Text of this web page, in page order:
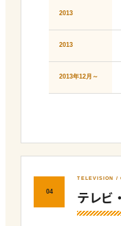
2013
2013
2013年12月～
04
TELEVISION /
テレビ